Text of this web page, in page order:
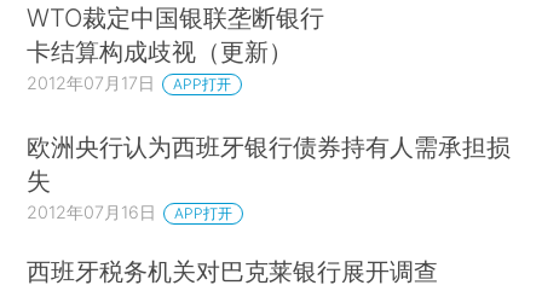
WTO裁定中国银联垄断银行
卡结算构成歧视（更新）
2012年07月17日 APP打开
欧洲央行认为西班牙银行债券持有人需承担损
失
2012年07月16日 APP打开
西班牙税务机关对巴克莱银行展开调查